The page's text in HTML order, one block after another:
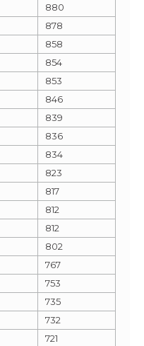
880
878
858
854
853
846
839
836
834
823
817
812
812
802
767
753
735
732
721